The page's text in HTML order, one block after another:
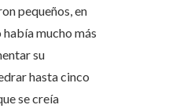
pequeños, en
mucho más
su
hasta cinco
se creía